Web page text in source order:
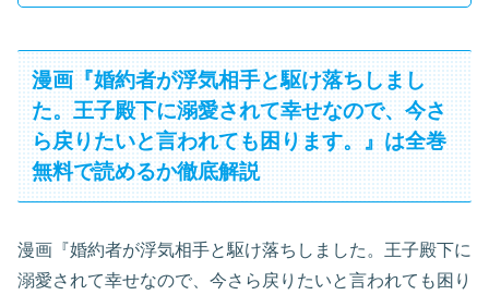
漫画『婚約者が浮気相手と駆け落ちしまし
た。王子殿下に溺愛されて幸せなので、今さ
ら戻りたいと言われても困ります。』は全巻
無料で読めるか徹底解説
漫画『婚約者が浮気相手と駆け落ちしました。王子殿下に
溺愛されて幸せなので、今さら戻りたいと言われても困り